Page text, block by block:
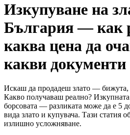
Изкупуване на
България — как
каква цена да
какви
Искаш да продадеш злато —
Какво получаваш реално?
борсовата — разликата може да е 5
вида злато и купувача. Тази статия
излишно усложняване.